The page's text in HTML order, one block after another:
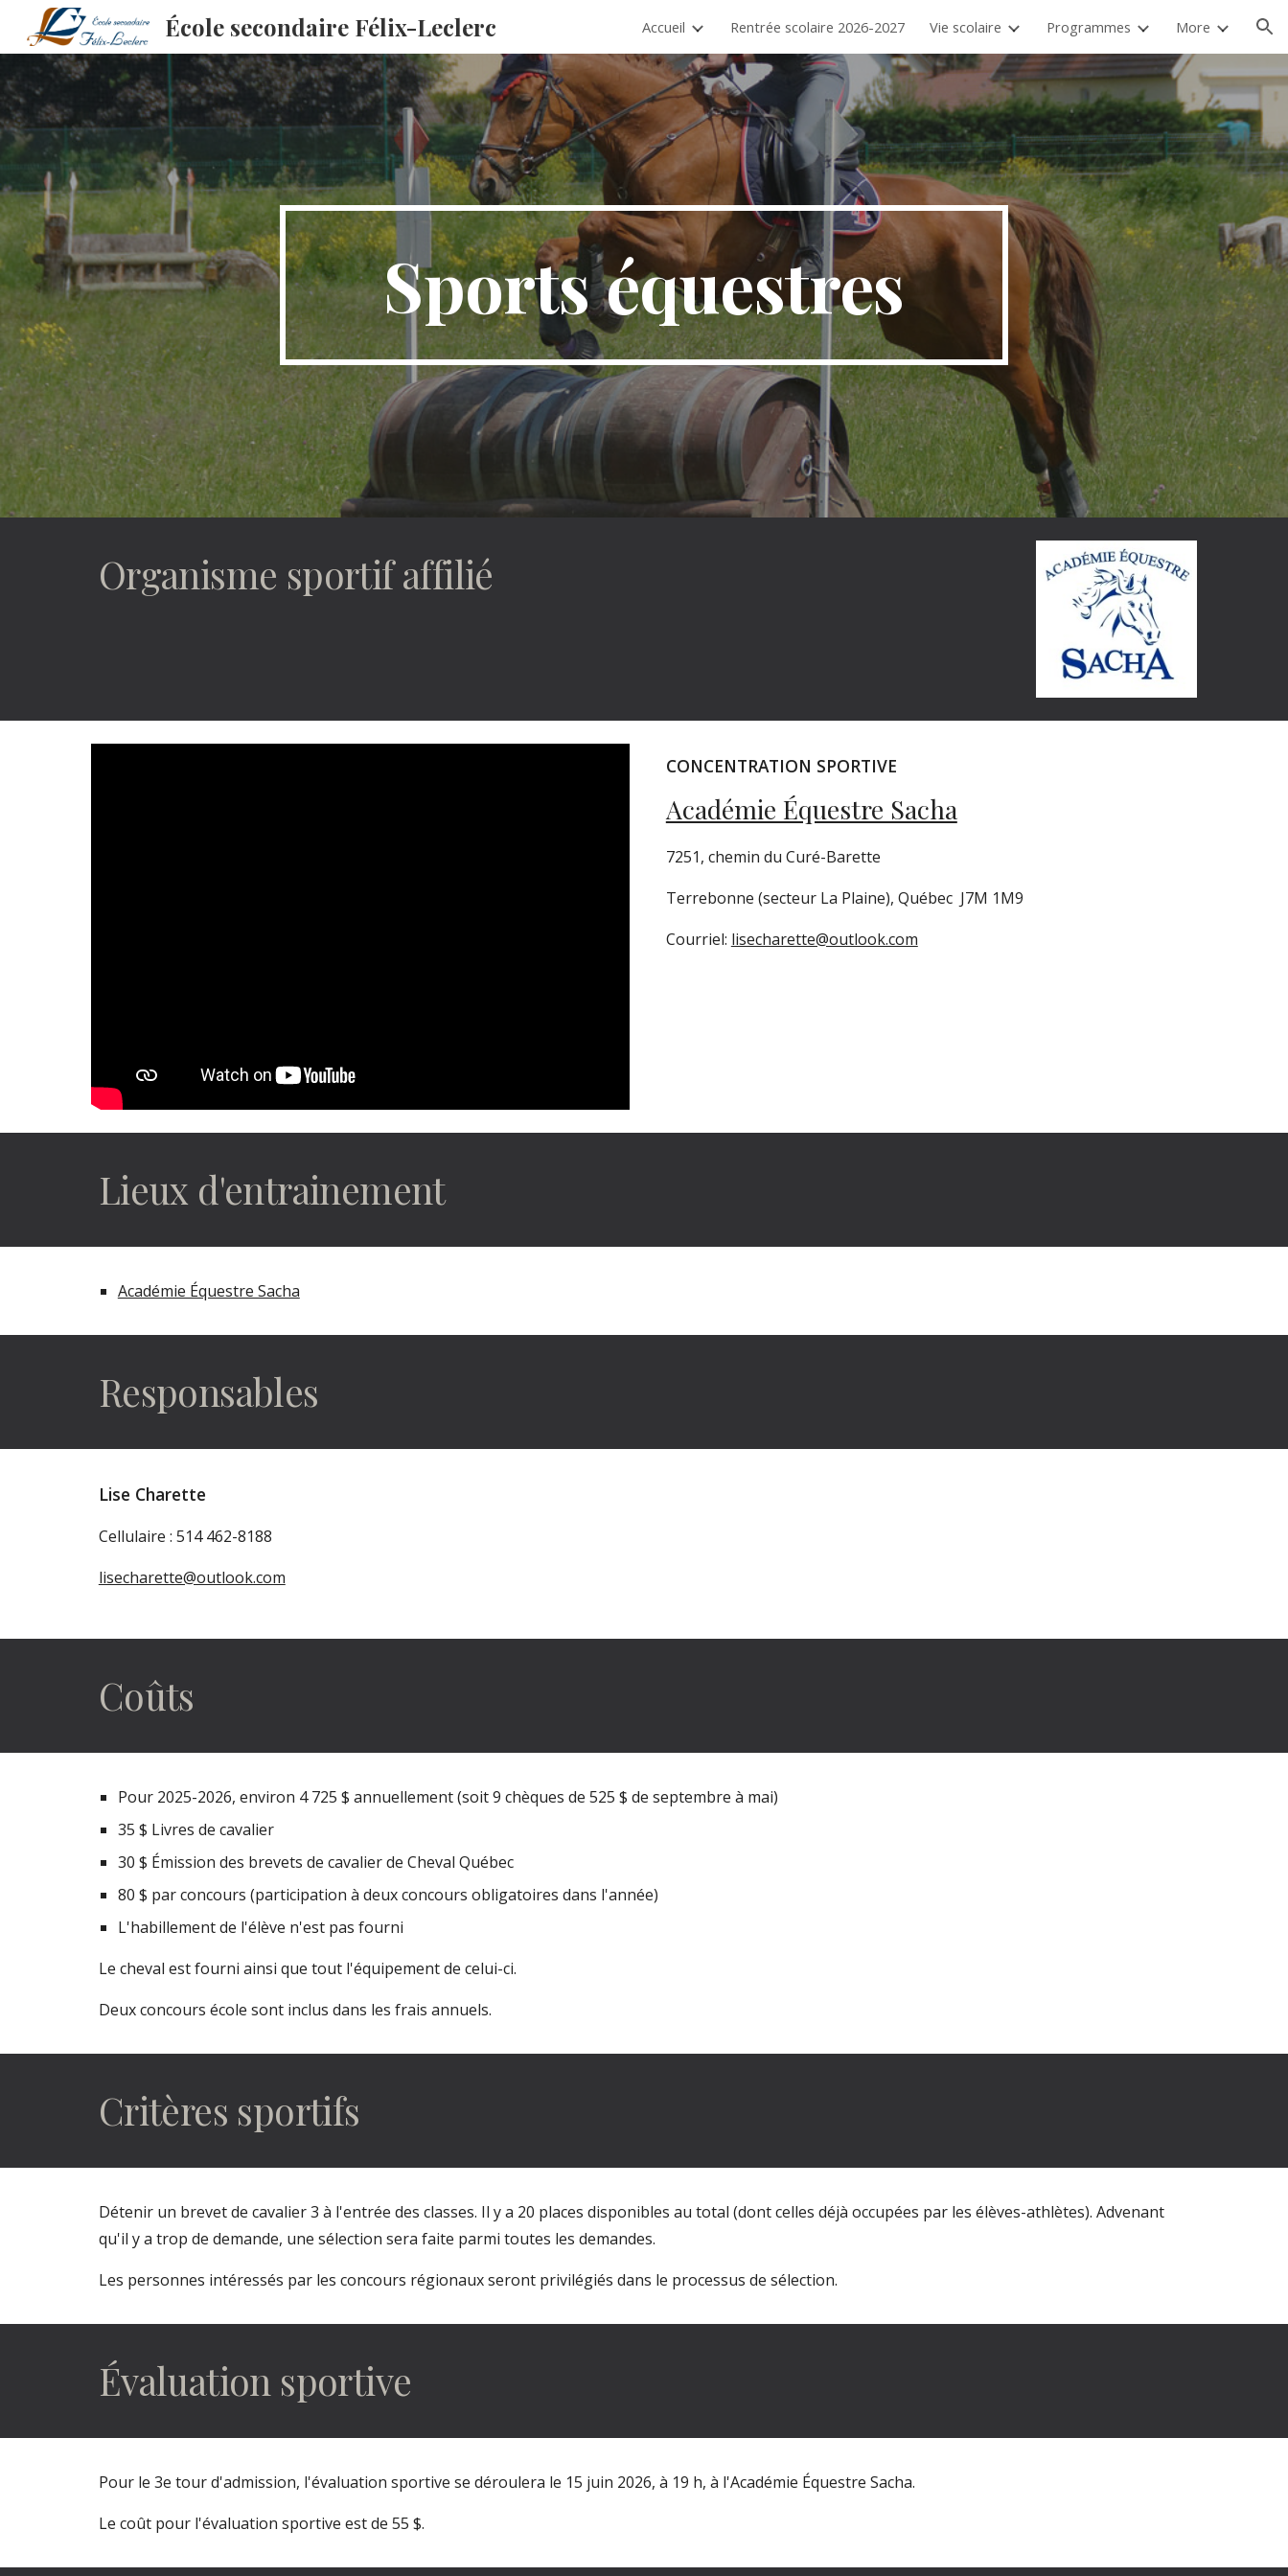
Skip to main content Skip to navigation
École secondaire Félix-Leclerc Accueil Rentrée scolaire 2026-2027 Vie scolaire Programmes More
Sports équestres
Organisme sportif affilié
CONCENTRATION SPORTIVE
Académie Équestre Sacha
7251, chemin du Curé-Barette
Terrebonne (secteur La Plaine), Québec J7M 1M9
Courriel: lisecharette@outlook.com
Lieux d'entrainement
Académie Équestre Sacha
Responsables
Lise Charette
Cellulaire : 514 462-8188
lisecharette@outlook.com
Coûts
Pour 2025-2026, environ 4 725 $ annuellement (soit 9 chèques de 525 $ de septembre à mai)
35 $ Livres de cavalier
30 $ Émission des brevets de cavalier de Cheval Québec
80 $ par concours (participation à deux concours obligatoires dans l'année)
L'habillement de l'élève n'est pas fourni
Le cheval est fourni ainsi que tout l'équipement de celui-ci.
Deux concours école sont inclus dans les frais annuels.
Critères sportifs
Détenir un brevet de cavalier 3 à l'entrée des classes. Il y a 20 places disponibles au total (dont celles déjà occupées par les élèves-athlètes). Advenant
qu'il y a trop de demande, une sélection sera faite parmi toutes les demandes.
Les personnes intéressés par les concours régionaux seront privilégiés dans le processus de sélection.
Évaluation sportive
Pour le 3e tour d'admission, l'évaluation sportive se déroulera le 15 juin 2026, à 19 h, à l'Académie Équestre Sacha.
Le coût pour l'évaluation sportive est de 55 $.